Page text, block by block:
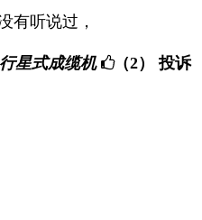
有听说过，
星式成缆机 （2） 投诉